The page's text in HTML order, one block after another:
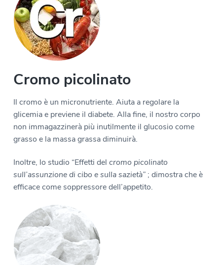
Cromo picolinato
Il cromo è un micronutriente. Aiuta a regolare la
glicemia e previene il diabete. Alla fine, il nostro corpo
non immagazzinerà più inutilmente il glucosio come
grasso e la massa grassa diminuirà.
Inoltre, lo studio “Effetti del cromo picolinato
sull’assunzione di cibo e sulla sazietà”; dimostra che è
efficace come soppressore dell’appetito.